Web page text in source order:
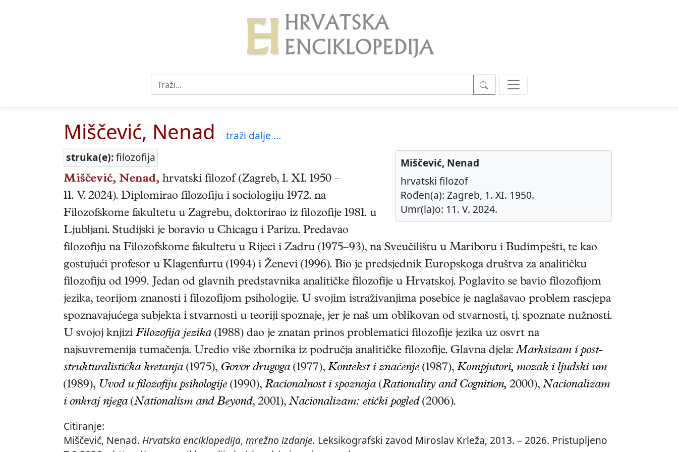
Miščević, Nenad
traži dalje ...
struka(e):filozofija
Miščević, Nenad
hrvatski filozof
Rođen(a): Zagreb, 1. XI. 1950.
Umr(la)o: 11. V. 2024.
Miščević, Nenad, hrvatski filozof (Zagreb, 1. XI. 1950 –
11. V. 2024). Diplomirao filozofiju i sociologiju 1972. na
Filozofskome fakultetu u Zagrebu, doktorirao iz filozofije 1981. u
Ljubljani. Studijski je boravio u Chicagu i Parizu. Predavao
filozofiju na Filozofskome fakultetu u Rijeci i Zadru (1975–93), na Sveučilištu u Mariboru i Budimpešti, te kao
gostujući profesor u Klagenfurtu (1994) i Ženevi (1996). Bio je predsjednik Europskoga društva za analitičku
filozofiju od 1999. Jedan od glavnih predstavnika analitičke filozofije u Hrvatskoj. Poglavito se bavio filozofijom
jezika, teorijom znanosti i filozofijom psihologije. U svojim istraživanjima posebice je naglašavao problem rascjepa
spoznavajućega subjekta i stvarnosti u teoriji spoznaje, jer je naš um oblikovan od stvarnosti, tj. spoznate nužnosti.
U svojoj knjizi Filozofija jezika (1988) dao je znatan prinos problematici filozofije jezika uz osvrt na
najsuvremenija tumačenja. Uredio više zbornika iz područja analitičke filozofije. Glavna djela:Marksizam i post-
strukturalistička kretanja (1975), Govor drugoga (1977), Kontekst i značenje (1987), Kompjutori, mozak i ljudski um
(1989), Uvod u filozofiju psihologije (1990), Racionalnost i spoznaja (Rationality and Cognition, 2000), Nacionalizam
i onkraj njega (Nationalism and Beyond, 2001), Nacionalizam: etički pogled (2006).
Citiranje:
Miščević, Nenad. Hrvatska enciklopedija, mrežno izdanje. Leksikografski zavod Miroslav Krleža, 2013. – 2026. Pristupljeno